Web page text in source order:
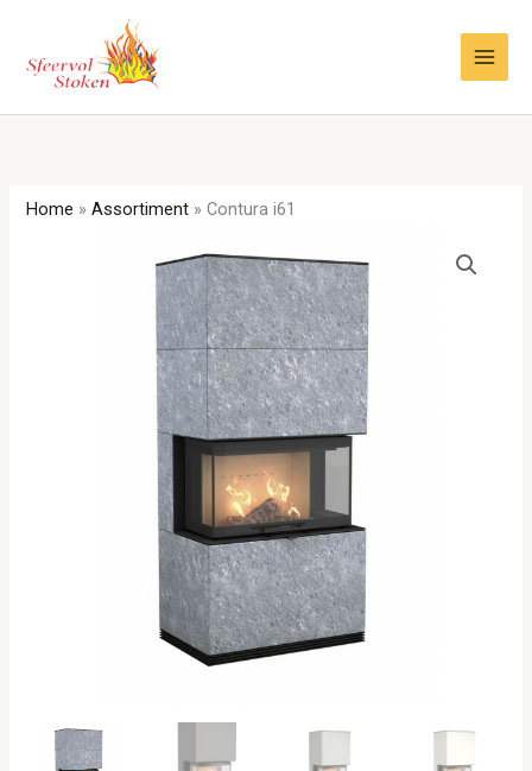
inhoud
Home »Assortiment »Contura i61